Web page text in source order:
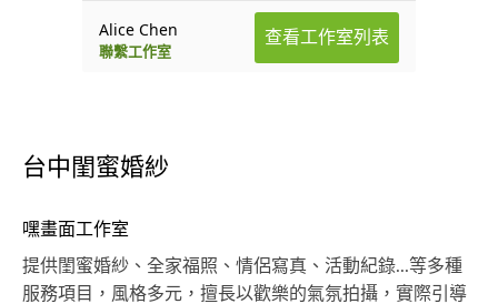
Alice Chen
聯繫工作室
查看工作室列表
台中閨蜜婚紗
嘿畫面工作室
提供閨蜜婚紗、全家福照、情侶寫真、活動紀錄...等多種
服務項目，風格多元，擅長以歡樂的氣氛拍攝，實際引導